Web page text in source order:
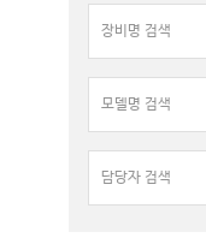
f
장
명
검
색
모
명
검
색
담